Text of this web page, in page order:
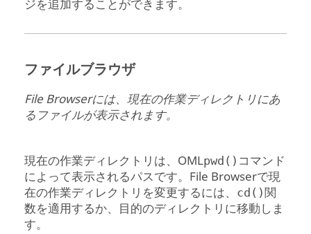
ジを追加することができます。
ファイルブラウザ
File Browserには、現在の作業ディレクトリにあ
るファイルが表示されます。
現在の作業ディレクトリは、 OMLpwd() コマンド
によって表示されるパスです。 File Browserで現
在の作業ディレクトリを変更するには、
cd()関
数を適用するか、目的のディレクトリに移動しま
す。